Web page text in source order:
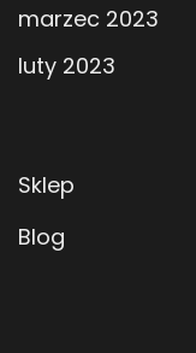
marzec 2023
luty 2023
Sklep
Blog